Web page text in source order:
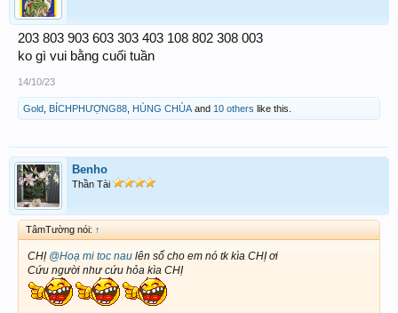
203 803 903 603 303 403 108 802 308 003
ko gì vui bằng cuối tuần
14/10/23
Gold BÍCHPHƯỢNG88 HÙNG CHÙA and 10 others like this.
Benho
Thần Tài
TâmTường nói: ↑
CHỊ @Hoạ mi toc nau lên số cho em nó tk kìa CHỊ ơi
Cứu người như cứu hỏa kìa CHỊ